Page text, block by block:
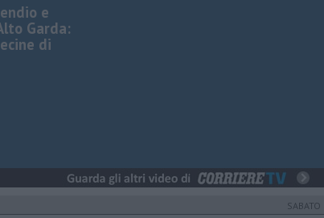
e
Garda:
di
SABATO